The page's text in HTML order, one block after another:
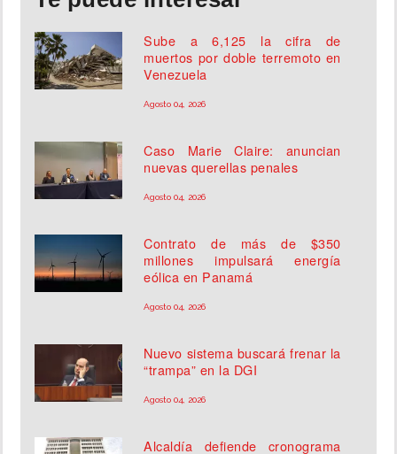
Sube a 6,125 la cifra de
muertos por doble terremoto en
Venezuela
Agosto 04, 2026
Caso Marie Claire: anuncian
nuevas querellas penales
Agosto 04, 2026
Contrato de más de $350
millones impulsará energía
eólica en Panamá
Agosto 04, 2026
Nuevo sistema buscará frenar la
“trampa” en la DGI
Agosto 04, 2026
Alcaldía defiende cronograma